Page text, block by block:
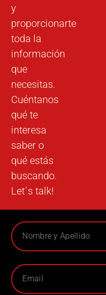
y
proporcionarte
toda la
información
que
necesitas.
Cuéntanos
qué te
interesa
saber o
qué estás
buscando.
Let´s talk!